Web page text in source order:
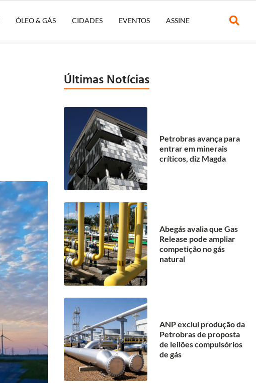
ÓLEO & GÁS CIDADES EVENTOS ASSINE
Últimas Notícias
Petrobras avança para
entrar em minerais
críticos, diz Magda
Abegás avalia que Gas
Release pode ampliar
competição no gás
natural
ANP exclui produção da
Petrobras de proposta
de leilões compulsórios
de gás